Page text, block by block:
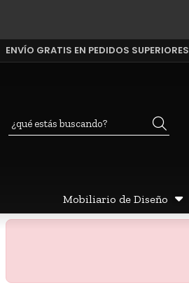
ENVÍO GRATIS EN PEDIDOS
Mobiliario de Diseño